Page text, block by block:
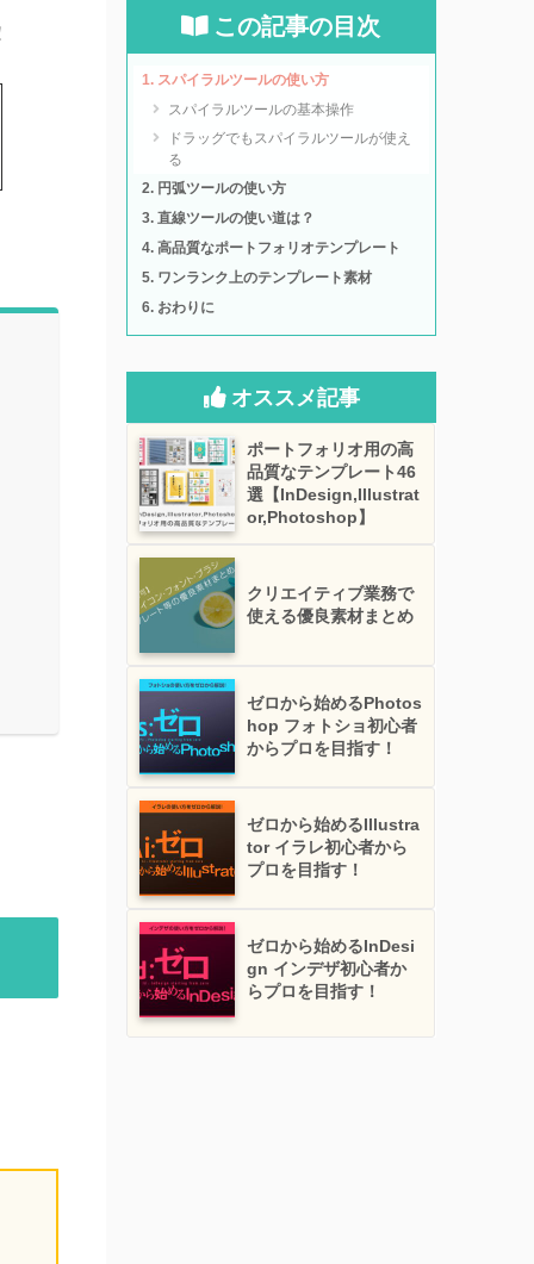
この記事の目次
スパイラルツールの使い方
スパイラルツールの基本操作
ドラッグでもスパイラルツールが使え
る
円弧ツールの使い方
直線ツールの使い道は？
高品質なポートフォリオテンプレート
ワンランク上のテンプレート素材
おわりに
オススメ記事
ポートフォリオ用の高
品質なテンプレート46
選【InDesign,Illustrat
or,Photoshop】
クリエイティブ業務で
使える優良素材まとめ
ゼロから始めるPhotos
hop フォトショ初心者
からプロを目指す！
ゼロから始めるIllustra
tor イラレ初心者から
プロを目指す！
ゼロから始めるInDesi
gn インデザ初心者か
らプロを目指す！